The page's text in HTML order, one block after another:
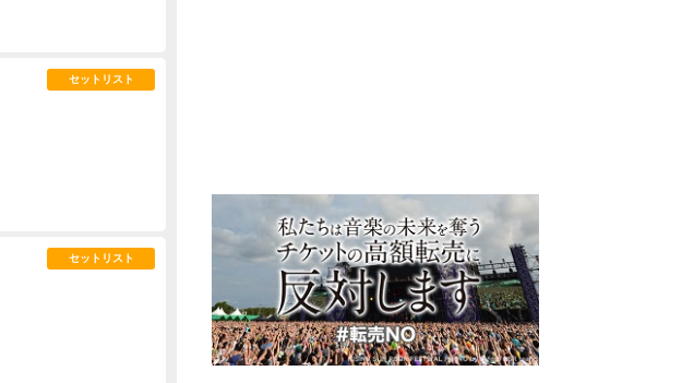
セットリスト
セットリスト